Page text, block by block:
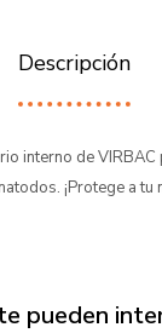
Descripción
interno de
¡Protege a tu
pueden